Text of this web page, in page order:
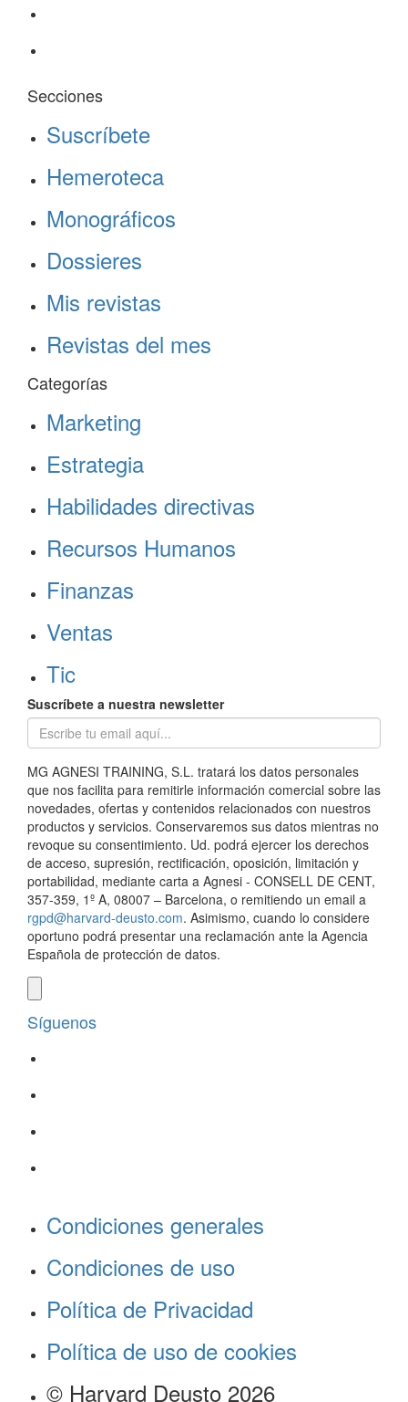
Secciones
Suscríbete
Hemeroteca
Monográficos
Dossieres
Mis revistas
Revistas del mes
Categorías
Marketing
Estrategia
Habilidades directivas
Recursos Humanos
Finanzas
Ventas
Tic
Suscríbete a nuestra newsletter
MG AGNESI TRAINING, S.L. tratará los datos personales
que nos facilita para remitirle información comercial sobre las
novedades, ofertas y contenidos relacionados con nuestros
productos y servicios. Conservaremos sus datos mientras no
revoque su consentimiento. Ud. podrá ejercer los derechos
de acceso, supresión, rectificación, oposición, limitación y
portabilidad, mediante carta a Agnesi - CONSELL DE CENT,
357-359, 1º A, 08007 – Barcelona, o remitiendo un email a
rgpd@harvard-deusto.com. Asimismo, cuando lo considere
oportuno podrá presentar una reclamación ante la Agencia
Española de protección de datos.
Síguenos
Condiciones generales
Condiciones de uso
Política de Privacidad
Política de uso de cookies
© Harvard Deusto 2026